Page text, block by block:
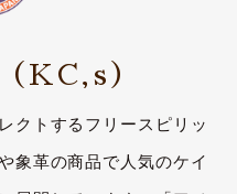
（KC,s）
クトするフリースピリッ
象革の商品で人気のケイ